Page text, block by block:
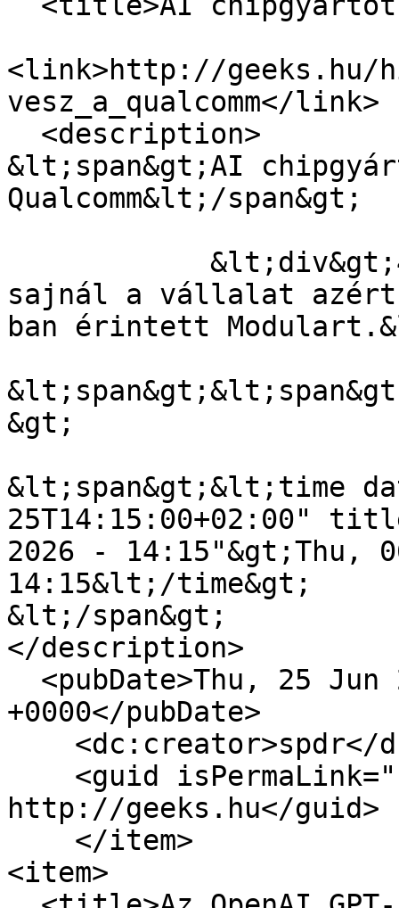
<link>http://geeks.hu/
vesz_a_qualcomm</link>
&lt;span&gt;AI
Qualcomm&lt;/span&gt;
sajnál a vállalat azért,
ban érintett
&gt;
&lt;span&gt;&lt;time
25T14:15:00+02:00"
2026 - 14:15"&gt;Thu,
14:15&lt;/time&gt;
&lt;/span&gt;
</description>
+0000</pubDate>
http://geeks.hu</guid>
<item>